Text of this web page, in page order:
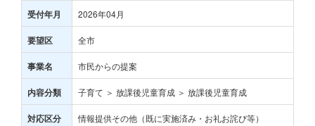
受付年月 2026年04月
要望区 全市
事業名 市民からの提案
内容分類 子育て ＞ 放課後児童育成 ＞ 放課後児童育成
対応区分 情報提供その他（既に実施済み・お礼お詫び等）